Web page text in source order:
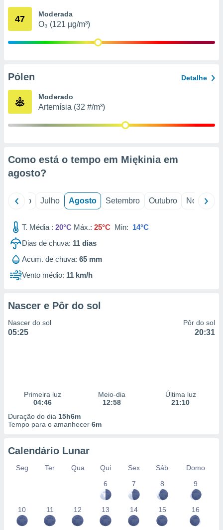
através
estudos
1199
47 Moderada
O₃ (121 µg/m³)
Pólen Detalhe
Moderado
Artemísia (32 #/m³)
Como está o tempo em Miękinia em
agosto?
Junho Julho Agosto Setembro Outubro Novembro
T. Média : 20°C Máx.: 25°C Min: 14°C
Dias de chuva: 11 dias
Acum. de chuva: 65 mm
Vento médio: 11 km/h
Nascer e Pôr do sol
Nascer do sol
05:25
Pôr do sol
20:31
Primeira luz
04:46
Meio-dia
12:58
Última luz
21:10
Duração do dia 15h6m
Tempo para o amanhecer 6m
Calendário Lunar
Seg Ter Qua Qui Sex Sáb
Domo
6
7 8 9
10 11 12 13 14 15 16